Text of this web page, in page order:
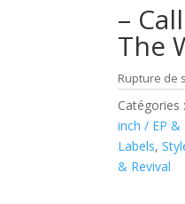
–
The
Rupture de
Catégories :
inch / EP &
Labels,
& Revival